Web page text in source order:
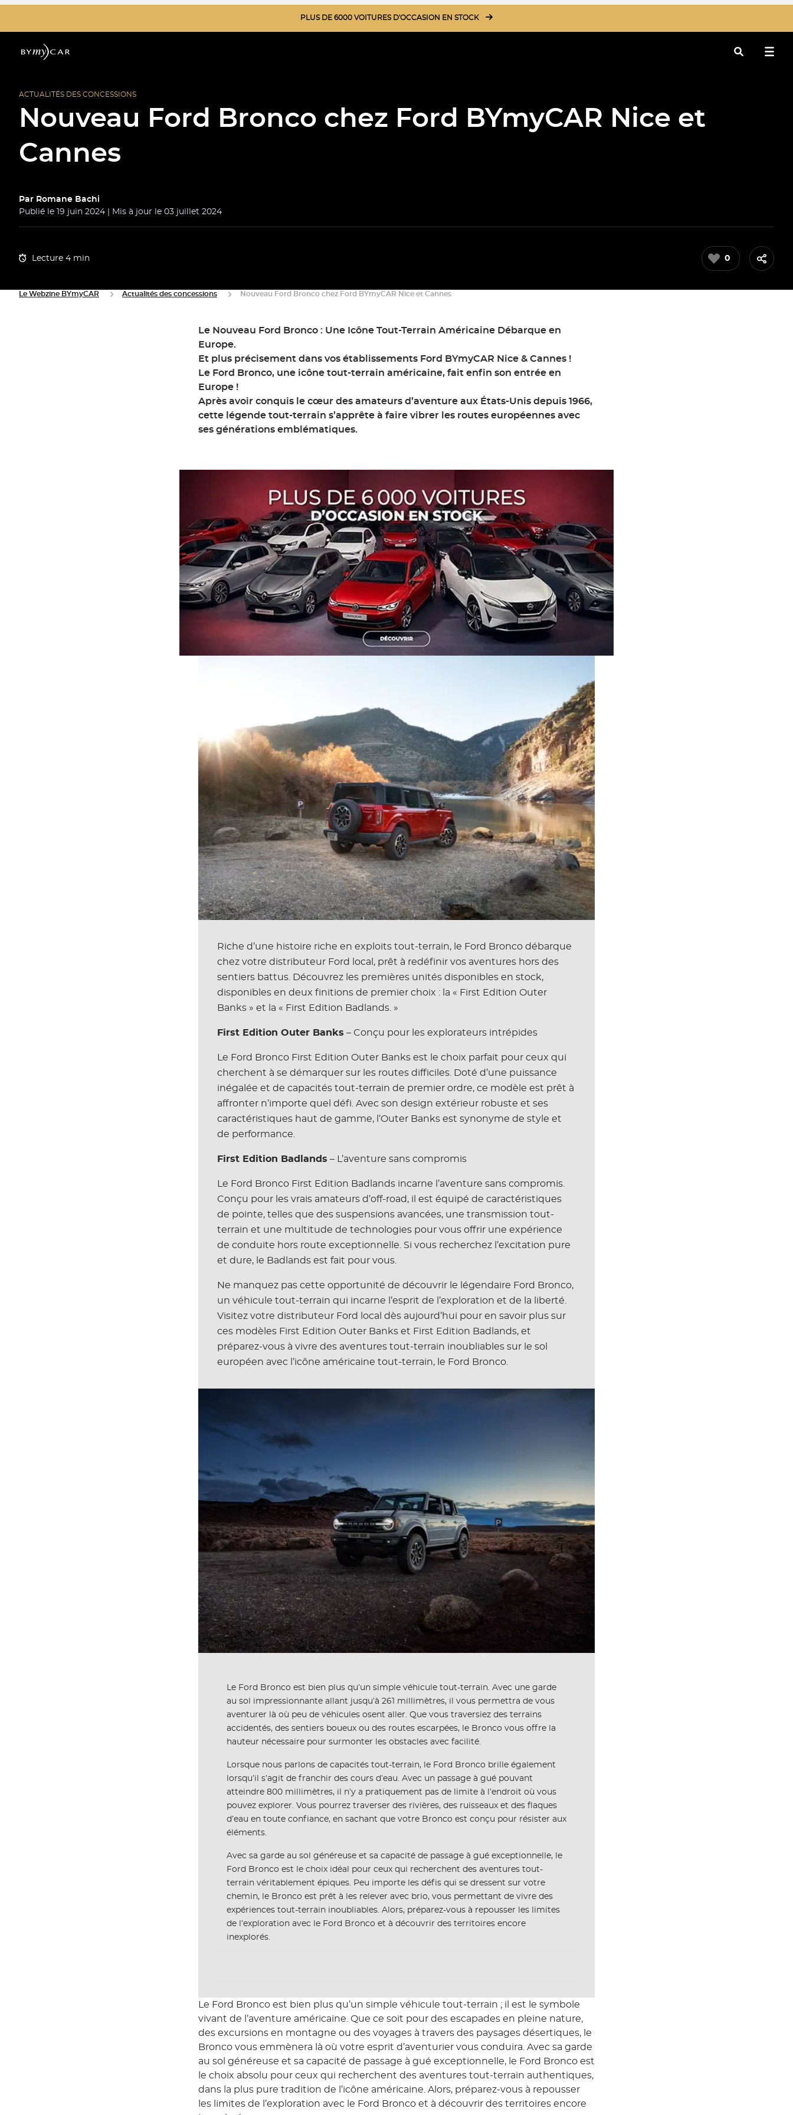
PLUS DE 6000 VOITURES D'OCCASION EN STOCK
ACTUALITÉS DES CONCESSIONS
Nouveau Ford Bronco chez Ford BYmyCAR Nice et
Cannes
Par Romane Bachi
Publié le 19 juin 2024 | Mis à jour le 03 juillet 2024
Lecture 4 min 0
Le Webzine BYmyCAR Actualités des concessions Nouveau Ford Bronco chez Ford BYmyCAR Nice et Cannes
Le Nouveau Ford Bronco : Une Icône Tout-Terrain Américaine Débarque en
Europe.
Et plus précisement dans vos établissements Ford BYmyCAR Nice & Cannes !
Le Ford Bronco, une icône tout-terrain américaine, fait enfin son entrée en
Europe !
Après avoir conquis le cœur des amateurs d’aventure aux États-Unis depuis 1966,
cette légende tout-terrain s’apprête à faire vibrer les routes européennes avec
ses générations emblématiques.
Riche d’une histoire riche en exploits tout-terrain, le Ford Bronco débarque
chez votre distributeur Ford local, prêt à redéfinir vos aventures hors des
sentiers battus. Découvrez les premières unités disponibles en stock,
disponibles en deux finitions de premier choix : la « First Edition Outer
Banks » et la « First Edition Badlands. »
First Edition Outer Banks – Conçu pour les explorateurs intrépides
Le Ford Bronco First Edition Outer Banks est le choix parfait pour ceux qui
cherchent à se démarquer sur les routes difficiles. Doté d’une puissance
inégalée et de capacités tout-terrain de premier ordre, ce modèle est prêt à
affronter n’importe quel défi. Avec son design extérieur robuste et ses
caractéristiques haut de gamme, l’Outer Banks est synonyme de style et
de performance.
First Edition Badlands – L’aventure sans compromis
Le Ford Bronco First Edition Badlands incarne l’aventure sans compromis.
Conçu pour les vrais amateurs d’off-road, il est équipé de caractéristiques
de pointe, telles que des suspensions avancées, une transmission tout-
terrain et une multitude de technologies pour vous offrir une expérience
de conduite hors route exceptionnelle. Si vous recherchez l’excitation pure
et dure, le Badlands est fait pour vous.
Ne manquez pas cette opportunité de découvrir le légendaire Ford Bronco,
un véhicule tout-terrain qui incarne l’esprit de l’exploration et de la liberté.
Visitez votre distributeur Ford local dès aujourd’hui pour en savoir plus sur
ces modèles First Edition Outer Banks et First Edition Badlands, et
préparez-vous à vivre des aventures tout-terrain inoubliables sur le sol
européen avec l’icône américaine tout-terrain, le Ford Bronco.
Le Ford Bronco est bien plus qu’un simple véhicule tout-terrain. Avec une garde
au sol impressionnante allant jusqu’à 261 millimètres, il vous permettra de vous
aventurer là où peu de véhicules osent aller. Que vous traversiez des terrains
accidentés, des sentiers boueux ou des routes escarpées, le Bronco vous offre la
hauteur nécessaire pour surmonter les obstacles avec facilité.
Lorsque nous parlons de capacités tout-terrain, le Ford Bronco brille également
lorsqu’il s’agit de franchir des cours d’eau. Avec un passage à gué pouvant
atteindre 800 millimètres, il n’y a pratiquement pas de limite à l’endroit où vous
pouvez explorer. Vous pourrez traverser des rivières, des ruisseaux et des flaques
d’eau en toute confiance, en sachant que votre Bronco est conçu pour résister aux
éléments.
Avec sa garde au sol généreuse et sa capacité de passage à gué exceptionnelle, le
Ford Bronco est le choix idéal pour ceux qui recherchent des aventures tout-
terrain véritablement épiques. Peu importe les défis qui se dressent sur votre
chemin, le Bronco est prêt à les relever avec brio, vous permettant de vivre des
expériences tout-terrain inoubliables. Alors, préparez-vous à repousser les limites
de l’exploration avec le Ford Bronco et à découvrir des territoires encore
inexplorés.
Le Ford Bronco est bien plus qu’un simple véhicule tout-terrain ; il est le symbole
vivant de l’aventure américaine. Que ce soit pour des escapades en pleine nature,
des excursions en montagne ou des voyages à travers des paysages désertiques, le
Bronco vous emmènera là où votre esprit d’aventurier vous conduira. Avec sa garde
au sol généreuse et sa capacité de passage à gué exceptionnelle, le Ford Bronco est
le choix absolu pour ceux qui recherchent des aventures tout-terrain authentiques,
dans la plus pure tradition de l’icône américaine. Alors, préparez-vous à repousser
les limites de l’exploration avec le Ford Bronco et à découvrir des territoires encore